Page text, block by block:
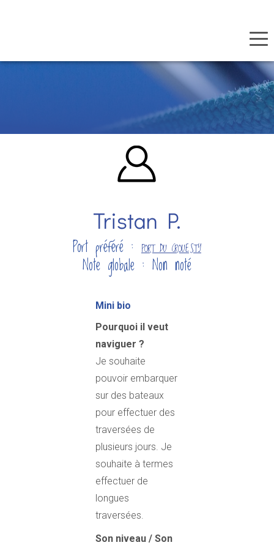
Tristan P.
Port préféré : PORT DU CROUESTY
Note globale : Non noté
Mini bio
Pourquoi il veut
naviguer ?
Je souhaite
pouvoir embarquer
sur des bateaux
pour effectuer des
traversées de
plusieurs jours. Je
souhaite à termes
effectuer de
longues
traversées.
Son niveau / Son